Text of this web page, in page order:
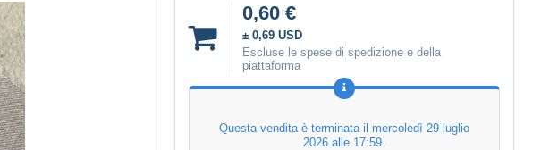
0,60 €
± 0,69 USD
Escluse le spese di spedizione e della
piattaforma
Questa vendita è terminata il mercoledì 29 luglio
2026 alle 17:59